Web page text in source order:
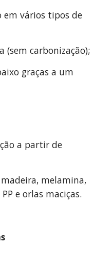
em vários tipos de
carbonização);
graças a um
a partir de
melamina,
PP e orlas maciças.